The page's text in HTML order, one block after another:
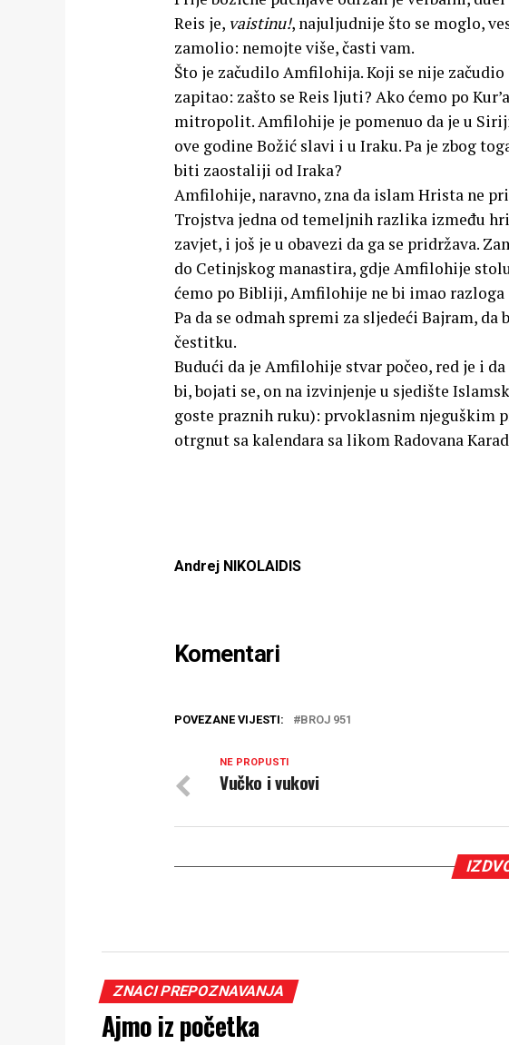
Reis je, vaistinu!, najuljudnije što se moglo,
zamolio: nemojte više, časti vam.
Što je začudilo Amfilohija. Koji se nije
zapitao: zašto se Reis ljuti? Ako ćemo po
mitropolit. Amfilohije je pomenuo da je u
ove godine Božić slavi i u Iraku. Pa je zbog
biti zaostaliji od Iraka?
Amfilohije, naravno, zna da islam Hrista ne
Trojstva jedna od temeljnih razlika između
zavjet, i još je u obavezi da ga se pridržava.
do Cetinjskog manastira, gdje Amfilohije
ćemo po Bibliji, Amfilohije ne bi imao
Pa da se odmah spremi za sljedeći Bajram,
čestitku.
Budući da je Amfilohije stvar počeo, red je i
bi, bojati se, on na izvinjenje u sjedište
goste praznih ruku): prvoklasnim njeguškim
otrgnut sa kalendara sa likom Radovana
Andrej NIKOLAIDIS
Komentari
POVEZANE VIJESTI: BROJ 951
NE PROPUSTI
Vučko i vukovi
ZNACI PREPOZNAVANJA
Ajmo iz početka